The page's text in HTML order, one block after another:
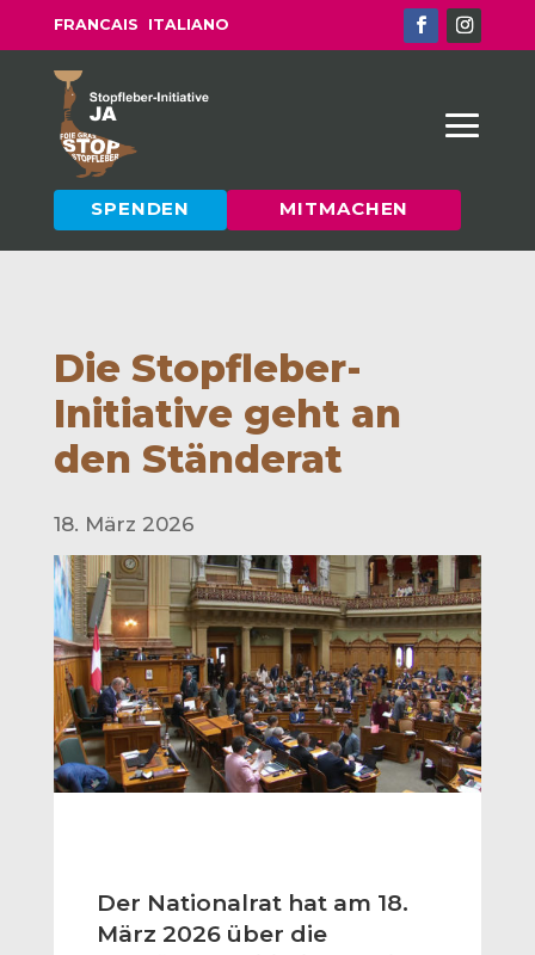
FRANCAIS ITALIANO
SPENDEN MITMACHEN
Die Stopfleber-
Initiative geht an
den Ständerat
18. März 2026
Der Nationalrat hat am 18.
März 2026 über die